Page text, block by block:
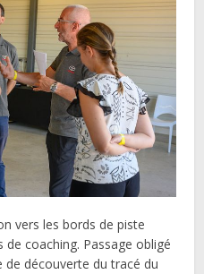
vers les bords de piste
coaching. Passage obligé
découverte du tracé du